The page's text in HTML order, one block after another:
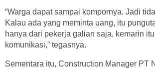
“Warga dapat sampai kompornya. Jadi
Kalau ada yang meminta uang, itu
hanya dari pekerja galian saja, kemarin
komunikasi,” tegasnya.
Sementara itu, Construction Manager PT